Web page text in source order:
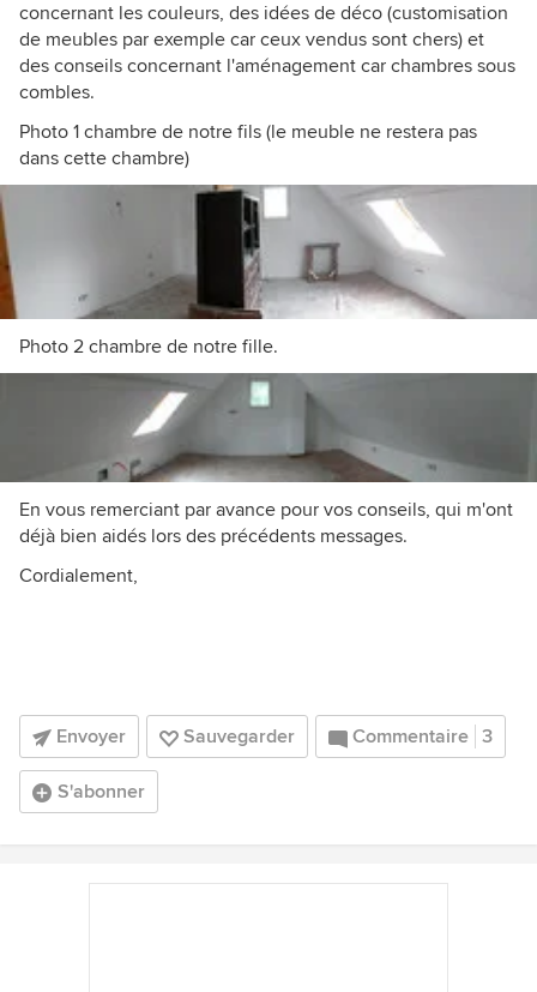
concernant les couleurs, des idées de déco (customisation
de meubles par exemple car ceux vendus sont chers) et
des conseils concernant l'aménagement car chambres sous
combles.
Photo 1 chambre de notre fils (le meuble ne restera pas
dans cette chambre)
Photo 2 chambre de notre fille.
En vous remerciant par avance pour vos conseils, qui m'ont
déjà bien aidés lors des précédents messages.
Cordialement,
Envoyer Sauvegarder Commentaire 3
S'abonner